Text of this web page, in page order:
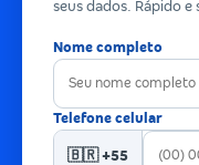
seus dados. Rápido
Nome completo
Telefone celular
🇧🇷 +55